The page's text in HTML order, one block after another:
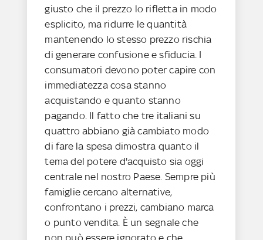
giusto che il prezzo lo rifletta in modo
esplicito, ma ridurre le quantità
mantenendo lo stesso prezzo rischia
di generare confusione e sfiducia. I
consumatori devono poter capire con
immediatezza cosa stanno
acquistando e quanto stanno
pagando. Il fatto che tre italiani su
quattro abbiano già cambiato modo
di fare la spesa dimostra quanto il
tema del potere d'acquisto sia oggi
centrale nel nostro Paese. Sempre più
famiglie cercano alternative,
confrontano i prezzi, cambiano marca
o punto vendita. È un segnale che
non può essere ignorato e che